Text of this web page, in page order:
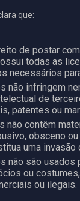
que:
de postar
todas as
necessários
não infringem
de
patentes ou
não contêm
obsceno
uma invasão
não são usados
ou
ou ilegais.